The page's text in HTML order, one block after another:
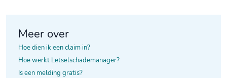
Meer over
Hoe dien ik een claim in?
Hoe werkt Letselschademanager?
Is een melding gratis?